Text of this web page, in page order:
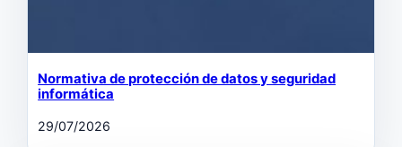
Normativa de protección de datos y seguridad
informática
29/07/2026